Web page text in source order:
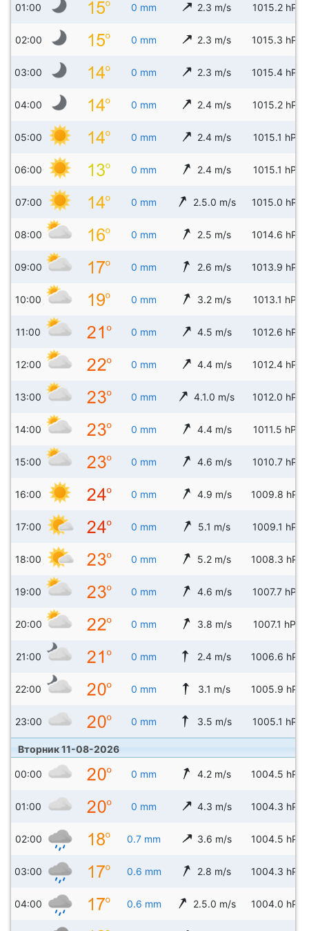
01:00 0 mm 2.3 m/s 1015.2 hPa
02:00 0 mm 2.3 m/s 1015.3 hPa
03:00 0 mm 2.3 m/s 1015.4 hPa
04:00 0 mm 2.4 m/s 1015.2 hPa
05:00 0 mm 2.4 m/s 1015.1 hPa
06:00 0 mm 2.4 m/s 1015.1 hPa
07:00 0 mm 2.5.0 m/s 1015.0 hPa
08:00 0 mm 2.5 m/s 1014.6 hPa
09:00 0 mm 2.6 m/s 1013.9 hPa
10:00 0 mm 3.2 m/s 1013.1 hPa
11:00 0 mm 4.5 m/s 1012.6 hPa
12:00 0 mm 4.4 m/s 1012.4 hPa
13:00 0 mm 4.1.0 m/s 1012.0 hPa
14:00 0 mm 4.4 m/s 1011.5 hPa
15:00 0 mm 4.6 m/s 1010.7 hPa
16:00 0 mm 4.9 m/s 1009.8 hPa
17:00 0 mm 5.1 m/s 1009.1 hPa
18:00 0 mm 5.2 m/s 1008.3 hPa
19:00 0 mm 4.6 m/s 1007.7 hPa
20:00 0 mm 3.8 m/s 1007.1 hPa
21:00 0 mm 2.4 m/s 1006.6 hPa
22:00 0 mm 3.1 m/s 1005.9 hPa
23:00 0 mm 3.5 m/s 1005.1 hPa
Вторник 11-08-2026
00:00 0 mm 4.2 m/s 1004.5 hPa
01:00 0 mm 4.3 m/s 1004.3 hPa
02:00 0.7 mm 3.6 m/s 1004.5 hPa
03:00 0.6 mm 2.8 m/s 1004.3 hPa
04:00 0.6 mm 2.5.0 m/s 1004.0 hPa